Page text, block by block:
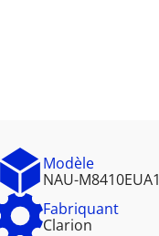
Modèle
NAU-M8410EUA1
Fabriquant
Clarion